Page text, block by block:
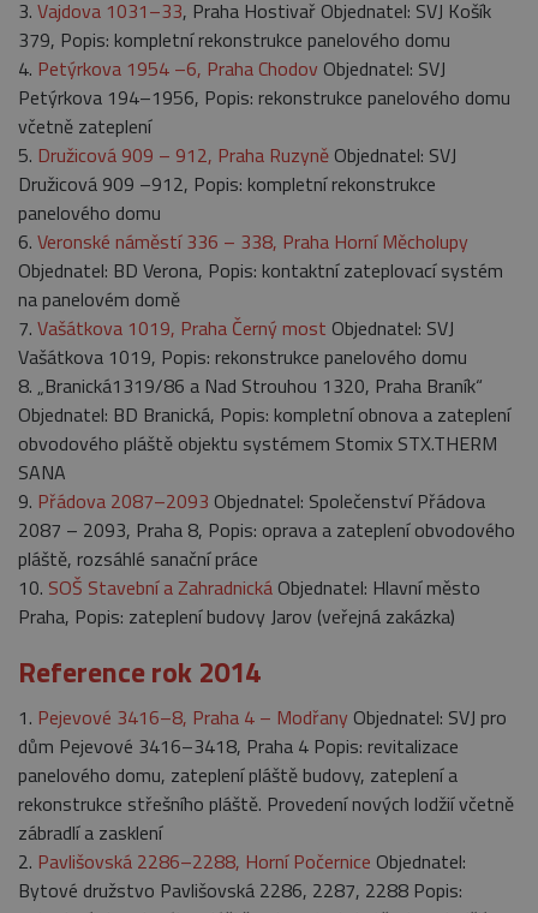
3. Vajdova 1031–33, Praha Hostivař Objednatel: SVJ Košík
379, Popis: kompletní rekonstrukce panelového domu
4. Petýrkova 1954 –6, Praha Chodov Objednatel: SVJ
Petýrkova 194–1956, Popis: rekonstrukce panelového domu
včetně zateplení
5. Družicová 909 – 912, Praha Ruzyně Objednatel: SVJ
Družicová 909 –912, Popis: kompletní rekonstrukce
panelového domu
6. Veronské náměstí 336 – 338, Praha Horní Měcholupy
Objednatel: BD Verona, Popis: kontaktní zateplovací systém
na panelovém domě
7. Vašátkova 1019, Praha Černý most Objednatel: SVJ
Vašátkova 1019, Popis: rekonstrukce panelového domu
8. „Branická1319/86 a Nad Strouhou 1320, Praha Braník“
Objednatel: BD Branická, Popis: kompletní obnova a zateplení
obvodového pláště objektu systémem Stomix STX.THERM
SANA
9. Přádova 2087–2093 Objednatel: Společenství Přádova
2087 – 2093, Praha 8, Popis: oprava a zateplení obvodového
pláště, rozsáhlé sanační práce
10. SOŠ Stavební a Zahradnická Objednatel: Hlavní město
Praha, Popis: zateplení budovy Jarov (veřejná zakázka)
Reference rok 2014
1. Pejevové 3416–8, Praha 4 – Modřany Objednatel: SVJ pro
dům Pejevové 3416–3418, Praha 4 Popis: revitalizace
panelového domu, zateplení pláště budovy, zateplení a
rekonstrukce střešního pláště. Provedení nových lodžií včetně
zábradlí a zasklení
2. Pavlišovská 2286–2288, Horní Počernice Objednatel:
Bytové družstvo Pavlišovská 2286, 2287, 2288 Popis: